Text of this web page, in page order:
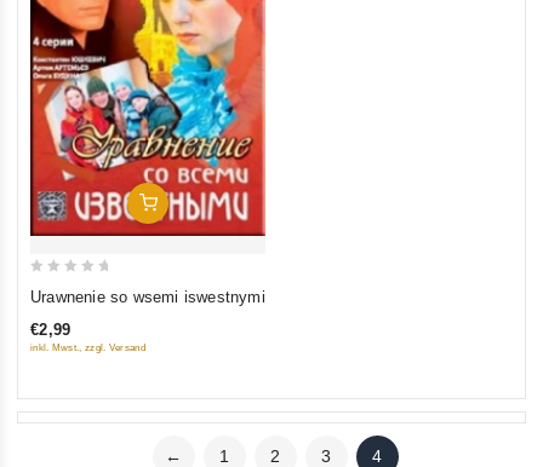
In Den Warenkorb
of
Urawnenie so wsemi iswestnymi
€2,99
inkl. Mwst., zzgl. Versand
← 1 2 3 4